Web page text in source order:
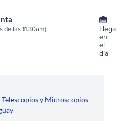
las 11.30am)
Llega
en
el
día
Telescopios y Microscopios